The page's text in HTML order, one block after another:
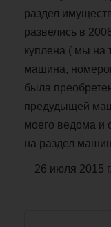
раздел
развелись в
куплена ( мы на
машина,
была
предудыщей
моего ведома и
на раздел
26 июля 2015